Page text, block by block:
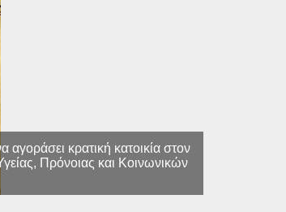
κρατική κατοικία στον
Πρόνοιας και Κοινωνικών